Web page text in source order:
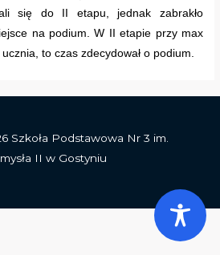
się do II etapu, jednak zabrakło
na podium. W II etapie przy max
to czas zdecydował o podium.
Szkoła Podstawowa Nr 3 im.
II w Gostyniu